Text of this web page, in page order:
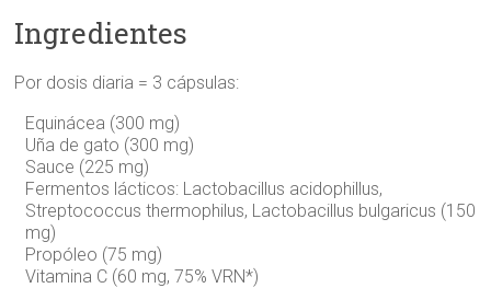
Ingredientes
Por dosis diaria = 3 cápsulas:
Equinácea (300 mg)
Uña de gato (300 mg)
Sauce (225 mg)
Fermentos lácticos: Lactobacillus acidophillus,
Streptococcus thermophilus, Lactobacillus bulgaricus (150
mg)
Propóleo (75 mg)
Vitamina C (60 mg, 75% VRN*)